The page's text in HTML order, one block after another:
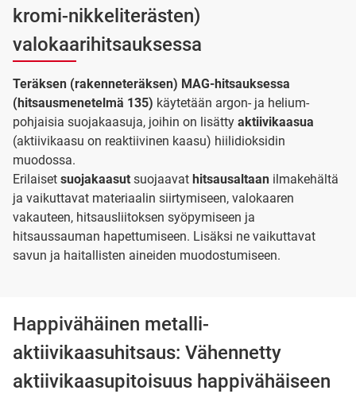
kromi-nikkeliterästen)
valokaarihitsauksessa
Teräksen (rakenneteräksen) MAG-hitsauksessa
(hitsausmenetelmä 135) käytetään argon- ja helium-
pohjaisia suojakaasuja, joihin on lisätty aktiivikaasua
(aktiivikaasu on reaktiivinen kaasu) hiilidioksidin
muodossa.
Erilaiset suojakaasut suojaavat hitsausaltaan ilmakehältä
ja vaikuttavat materiaalin siirtymiseen, valokaaren
vakauteen, hitsausliitoksen syöpymiseen ja
hitsaussauman hapettumiseen. Lisäksi ne vaikuttavat
savun ja haitallisten aineiden muodostumiseen.
Happivähäinen metalli-
aktiivikaasuhitsaus: Vähennetty
aktiivikaasupitoisuus happivähäiseen